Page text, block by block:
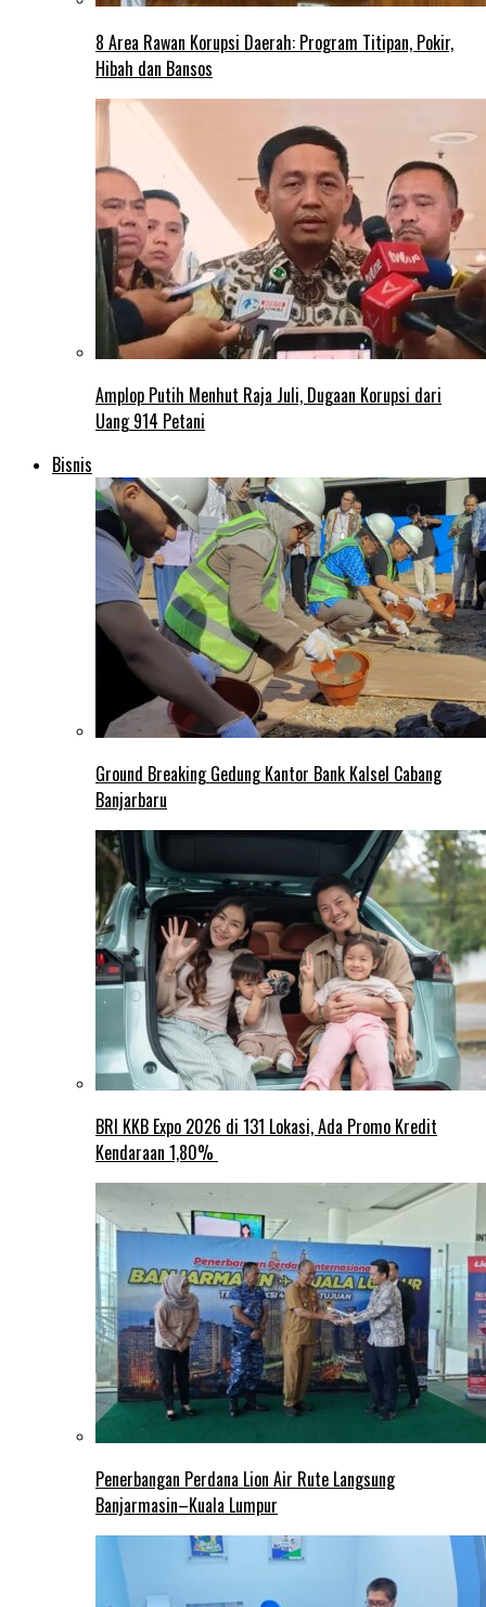
8 Area Rawan Korupsi Daerah: Program Titipan, Pokir,
Hibah dan Bansos
Amplop Putih Menhut Raja Juli, Dugaan Korupsi dari
Uang 914 Petani
Bisnis
Ground Breaking Gedung Kantor Bank Kalsel Cabang
Banjarbaru
BRI KKB Expo 2026 di 131 Lokasi, Ada Promo Kredit
Kendaraan 1,80%
Penerbangan Perdana Lion Air Rute Langsung
Banjarmasin–Kuala Lumpur